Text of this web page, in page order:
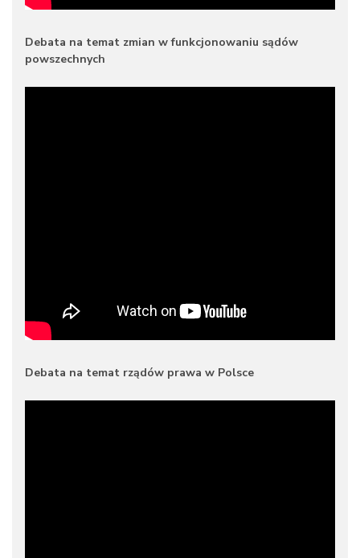
Debata na temat zmian w funkcjonowaniu sądów
powszechnych
Debata na temat rządów prawa w Polsce